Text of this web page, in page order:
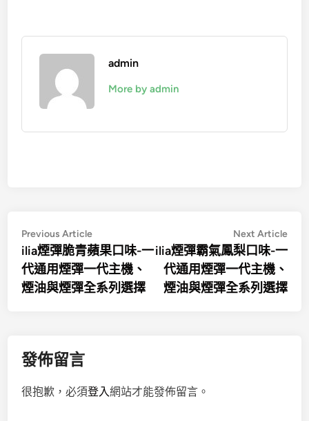
admin
More by admin
文
章
導
覽
Previous ArticlePrevious
article:
ilia煙彈脆青蘋果口味-一
代通用煙彈一代主機、
煙油與煙彈全系列選擇
Next Article
ilia煙彈霸氣鳳梨口味-一
代通用煙彈一代主機、
煙油與煙彈全系列選擇
發佈留言
很抱歉，必須登入網站才能發佈留言。